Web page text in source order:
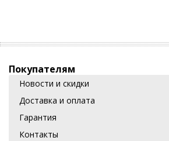
Покупателям
Новости и скидки
Доставка и оплата
Гарантия
Контакты